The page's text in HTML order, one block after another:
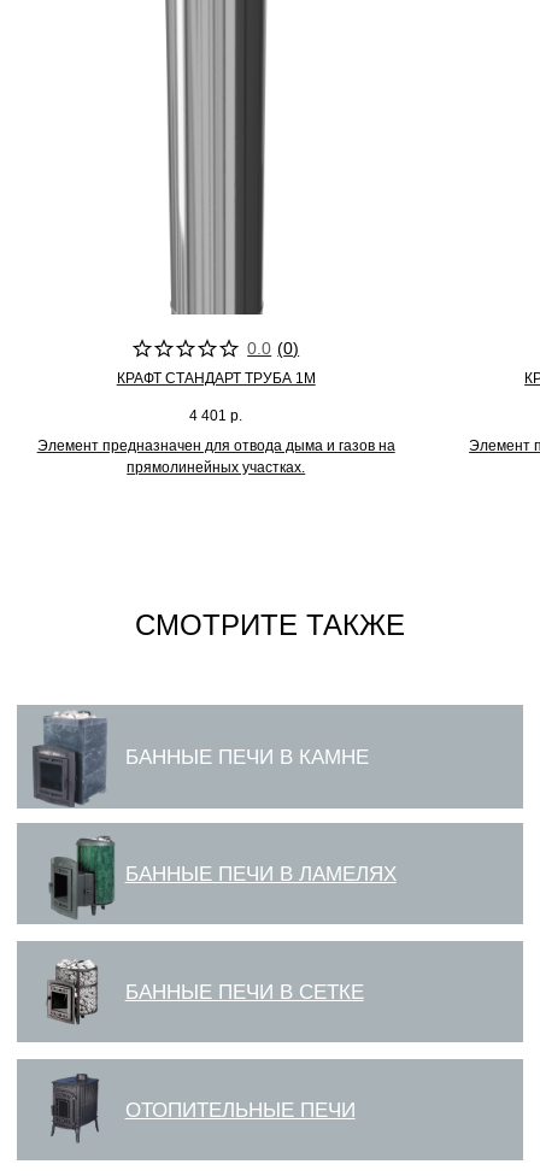
0.0 (0)
КРАФТ СТАНДАРТ ТРУБА 1М
4 401 р.
Элемент предназначен для отвода дыма и газов на
прямолинейных участках.
Элемент
СМОТРИТЕ ТАКЖЕ